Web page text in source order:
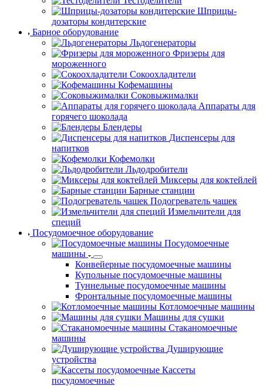
Шприцы-
дозаторы кондитерские
Барное оборудование
Льдогенераторы
Фризеры для
мороженного
Сокоохладители
Кофемашины
Соковыжималки
Аппараты для
горячего шоколада
Блендеры
Диспенсеры для
напитков
Кофемолки
Льдодробители
Миксеры для коктейлей
Барные станции
Подогреватель чашек
Измельчители для
специй
Посудомоечное оборудование
Посудомоечные
машины
Конвейерные посудомоечные машины
Купольные посудомоечные машины
Туннельные посудомоечные машины
Фронтальные посудомоечные машины
Котломоечные машины
Машины для сушки
Стаканомоечные
машины
Душирующие
устройства
Кассеты
посудомоечные